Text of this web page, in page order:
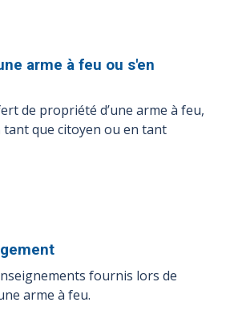
arme à feu ou s'en
de propriété d’une arme à feu,
tant que citoyen ou en tant
fournis lors de
arme à feu.